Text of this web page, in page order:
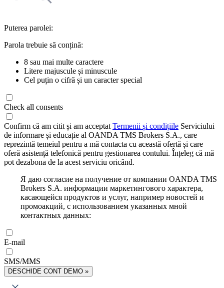
Puterea parolei:
Parola trebuie să conțină:
8 sau mai multe caractere
Litere majuscule și minuscule
Cel puțin o cifră și un caracter special
Check all consents
Confirm că am citit și am acceptat Termenii și condițiile Serviciului
de informare și educație al OANDA TMS Brokers S.A., care
reprezintă temeiul pentru a mă contacta cu această ofertă și care
oferă asistență telefonică pentru gestionarea contului. Înțeleg că mă
pot dezabona de la acest serviciu oricând.
Я даю согласие на получение от компании OANDA TMS
Brokers S.A. информации маркетингового характера,
касающейся продуктов и услуг, например новостей и
промоакций, с использованием указанных мной
контактных данных:
E-mail
SMS/MMS
DESCHIDE CONT DEMO »